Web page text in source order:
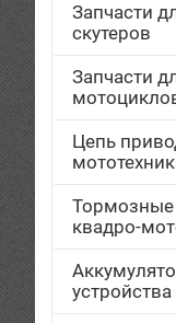
Запчасти
скутеров
Запчасти
Цепь
Тормозные
квадро-
устройства